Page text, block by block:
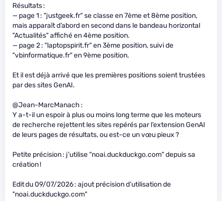
Résultats :
— page 1 : "justgeek.fr" se classe en 7ème et 8ème position,
mais apparaît d’abord en second dans le bandeau horizontal
"Actualités" affiché en 4ème position.
— page 2 : "laptopspirit.fr" en 3ème position, suivi de
"vbinformatique.fr" en 9ème position.
Et il est déjà arrivé que les premières positions soient trustées
par des sites GenAI.
@Jean-MarcManach :
Y a-t-il un espoir à plus ou moins long terme que les moteurs
de recherche rejettent les sites repérés par l’extension GenAI
de leurs pages de résultats, ou est-ce un vœu pieux ?
Petite précision : j’utilise "noai.duckduckgo.com" depuis sa
création !
Edit du 09/07/2026 : ajout précision d’utilisation de
"noai.duckduckgo.com"